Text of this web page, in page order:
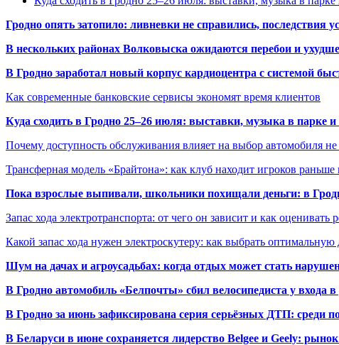
Гродно опять затопило: ливневки не справились, последствия
В нескольких районах Волковыска ожидаются перебои и
В Гродно заработал новый корпус кардиоцентра с системой
Как современные банковские сервисы экономят время клиентов
Куда сходить в Гродно 25–26 июля: выставки, музыка в парке и
Почему доступность обслуживания влияет на выбор автомобиля
Трансферная модель «Брайтона»: как клуб находит игроков раньше
Пока взрослые выпивали, школьники похищали деньги: в
Запас хода электротранспорта: от чего он зависит и как оценивать
Какой запас хода нужен электроскутеру: как выбрать оптимальную
Шум на дачах и агроусадьбах: когда отдых может стать
В Гродно автомобиль «Белпочты» сбил велосипедиста у входа в
В Гродно за июнь зафиксирована серия серьёзных ДТП: среди
В Беларуси в июне сохраняется лидерство Belgee и Geely: